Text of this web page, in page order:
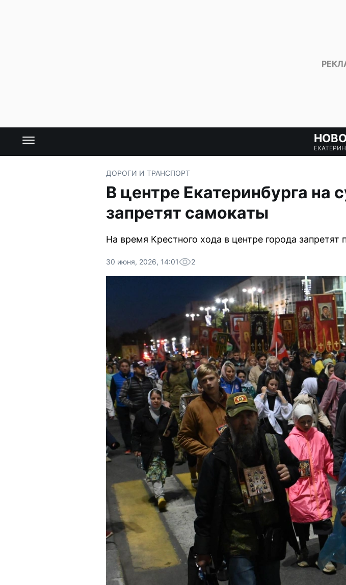
ДОРОГИ И ТРАНСПОРТ
В центре Екатеринбурга на
запретят самокаты
На время Крестного хода в центре города
30 июня, 2026, 14:01 2